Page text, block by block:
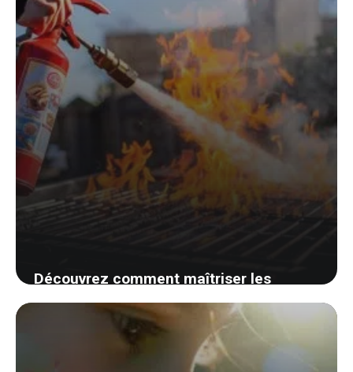
Découvrez comment maîtriser les
flammes de votre barbecue en quelques
secondes et sauvez votre repas!